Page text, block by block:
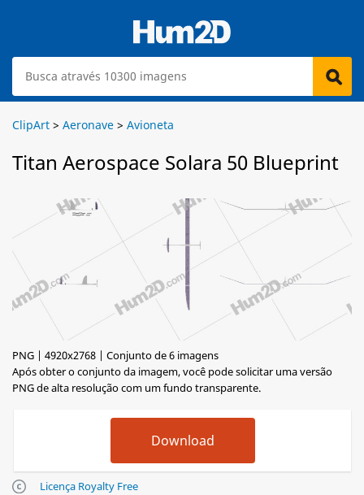
ClipArt > Aeronave > Avioneta
Titan Aerospace Solara 50 Blueprint
PNG | 4920x2768 | Conjunto de 6 imagens
Após obter o conjunto da imagem, você pode solicitar uma versão
PNG de alta resolução com um fundo transparente.
Licença Royalty Free